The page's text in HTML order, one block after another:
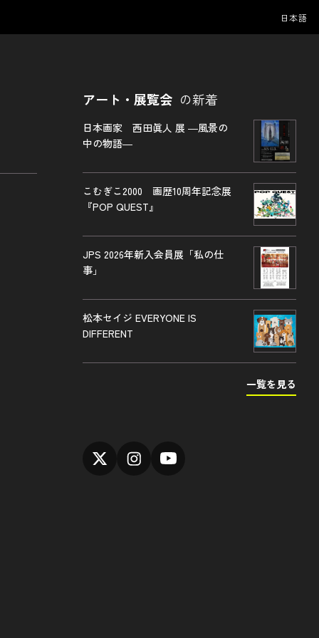
日本語
アート・展覧会 の新着
日本画家 西田眞人 展 ―風景の
中の物語―
こむぎこ2000 画歴10周年記念展
『POP QUEST』
JPS 2026年新入会員展「私の仕
事」
松本セイジ EVERYONE IS
DIFFERENT
一覧を見る